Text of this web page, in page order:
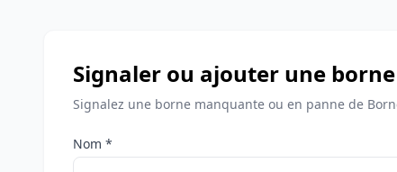
Signaler ou ajouter une
Signalez une borne manquante ou en panne de
Nom *